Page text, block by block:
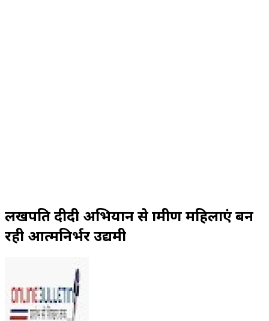
लखपति दीदी अभियान से ग्रामीण महिलाएं बन
रही आत्मनिर्भर उद्यमी